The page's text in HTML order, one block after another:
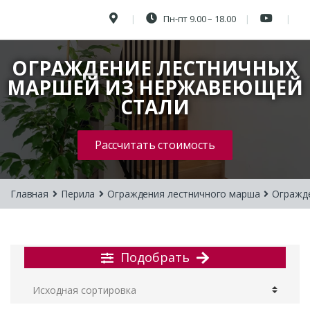
Пн-пт 9.00 – 18.00
ОГРАЖДЕНИЕ ЛЕСТНИЧНЫХ
МАРШЕЙ ИЗ НЕРЖАВЕЮЩЕЙ
СТАЛИ
Рассчитать стоимость
Главная Перила Ограждения лестничного марша
Подобрать